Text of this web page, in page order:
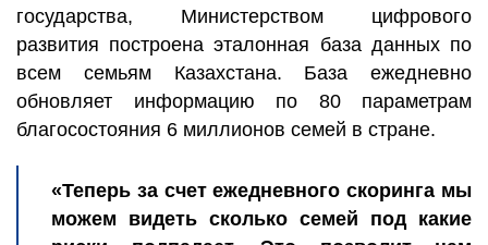
государства, Министерством цифрового
развития построена эталонная база данных по
всем семьям Казахстана. База ежедневно
обновляет информацию по 80 параметрам
благосостояния 6 миллионов семей в стране.
«Теперь за счет ежедневного скоринга мы
можем видеть сколько семей под какие